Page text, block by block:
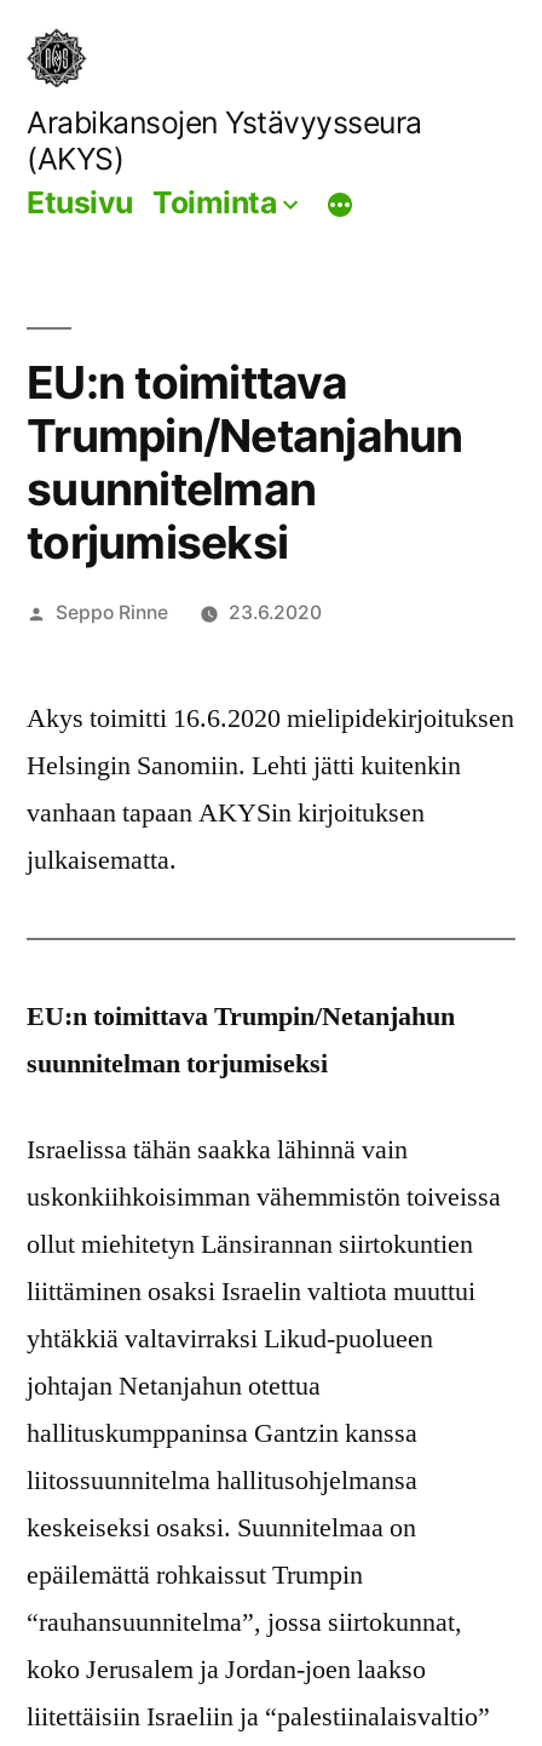
Siirry
sisältöön
Arabikansojen Ystävyysseura
(AKYS)
Etusivu Toiminta
EU:n toimittava
Trumpin/Netanjahun
suunnitelman
torjumiseksi
Artikkelin
Seppo Rinne 23.6.2020
Akys toimitti 16.6.2020 mielipidekirjoituksen
Helsingin Sanomiin. Lehti jätti kuitenkin
vanhaan tapaan AKYSin kirjoituksen
julkaisematta.
EU:n toimittava Trumpin/Netanjahun
suunnitelman torjumiseksi
Israelissa tähän saakka lähinnä vain
uskonkiihkoisimman vähemmistön toiveissa
ollut miehitetyn Länsirannan siirtokuntien
liittäminen osaksi Israelin valtiota muuttui
yhtäkkiä valtavirraksi Likud-puolueen
johtajan Netanjahun otettua
hallituskumppaninsa Gantzin kanssa
liitossuunnitelma hallitusohjelmansa
keskeiseksi osaksi. Suunnitelmaa on
epäilemättä rohkaissut Trumpin
“rauhansuunnitelma”, jossa siirtokunnat,
koko Jerusalem ja Jordan-joen laakso
liitettäisiin Israeliin ja “palestiinalaisvaltio”